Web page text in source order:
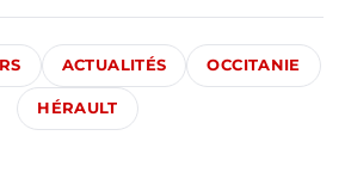
ACTUALITÉS OCCITANIE
HÉRAULT